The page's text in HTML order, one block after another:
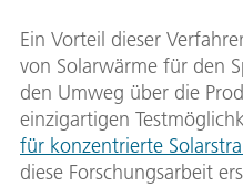
Ein Vorteil dieser
von Solarwärme für den
den Umweg über die
einzigartigen
für konzentrierte
diese Forschungsarbeit